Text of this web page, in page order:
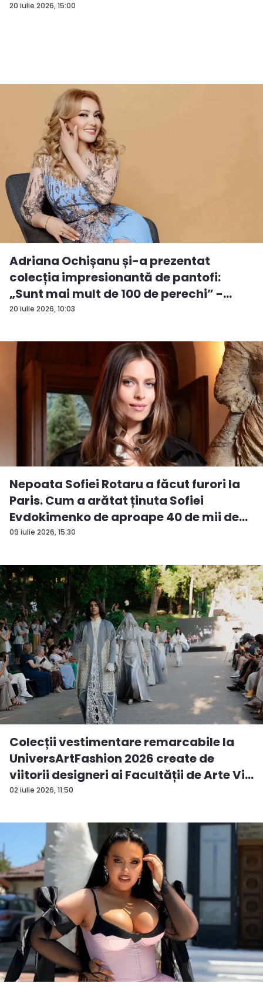
20 iulie 2026, 15:00
20 iulie 2026, 10:03
Adriana Ochișanu și-a prezentat
colecția impresionantă de pantofi:
„Sunt mai mult de 100 de perechi” -
VID...
09 iulie 2026, 15:30
Nepoata Sofiei Rotaru a făcut furori la
Paris. Cum a arătat ținuta Sofiei
Evdokimenko de aproape 40 de mii de
e...
02 iulie 2026, 11:50
Colecții vestimentare remarcabile la
UniversArtFashion 2026 create de
viitorii designeri ai Facultății de Arte Vi...